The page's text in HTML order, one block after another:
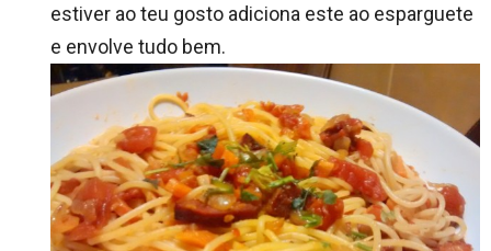
estiver ao teu gosto adiciona este ao esparguete
e envolve tudo bem.